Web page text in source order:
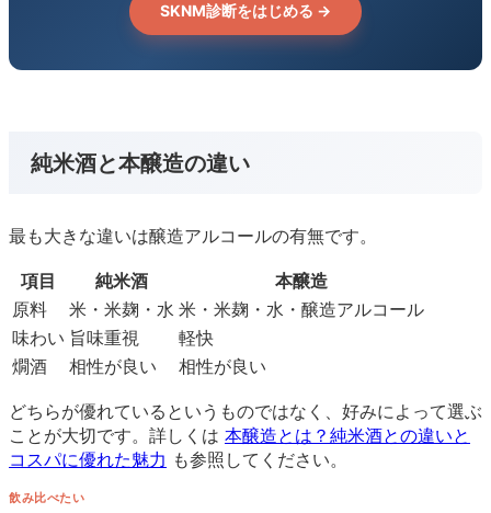
SKNM診断をはじめる →
純米酒と本醸造の違い
最も大きな違いは醸造アルコールの有無です。
項目 純米酒
本醸造
原料
米・米麹・水 米・米麹・水・醸造アルコール
味わい 旨味重視
軽快
燗酒
相性が良い 相性が良い
どちらが優れているというものではなく、好みによって選ぶ
ことが大切です。詳しくは 本醸造とは？純米酒との違いと
コスパに優れた魅力 も参照してください。
飲み比べたい